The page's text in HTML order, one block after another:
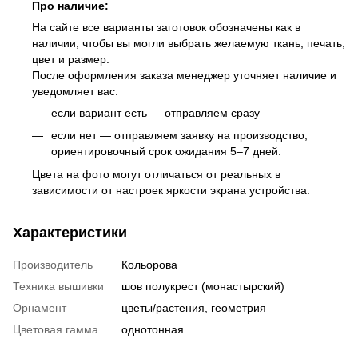
Про наличие:
На сайте все варианты заготовок обозначены как в
наличии, чтобы вы могли выбрать желаемую ткань, печать,
цвет и размер.
После оформления заказа менеджер уточняет наличие и
уведомляет вас:
если вариант есть — отправляем сразу
если нет — отправляем заявку на производство,
ориентировочный срок ожидания 5–7 дней.
Цвета на фото могут отличаться от реальных в
зависимости от настроек яркости экрана устройства.
Характеристики
Производитель
Кольорова
Техника вышивки
шов полукрест (монастырский)
Орнамент
цветы/растения, геометрия
Цветовая гамма
однотонная